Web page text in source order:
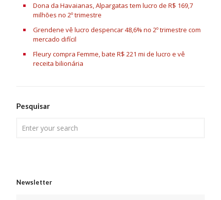
Dona da Havaianas, Alpargatas tem lucro de R$ 169,7
milhões no 2º trimestre
Grendene vê lucro despencar 48,6% no 2º trimestre com
mercado difícil
Fleury compra Femme, bate R$ 221 mi de lucro e vê
receita bilionária
Pesquisar
Newsletter